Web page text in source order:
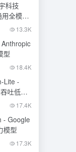
科技
全模态
13.3K
型
18.4K
Lite -
吐低成
17.4K
- Google
模型
17.3K